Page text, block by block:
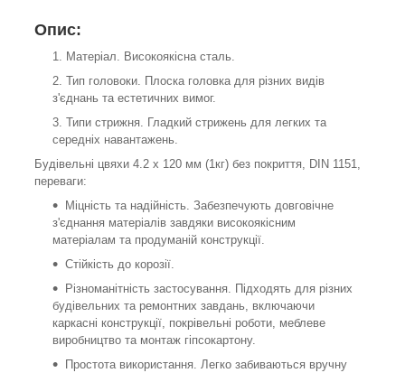
Опис:
Матеріал. Високоякісна сталь.
Тип головоки. Плоска головка для різних видів
з'єднань та естетичних вимог.
Типи стрижня. Гладкий стрижень для легких та
середніх навантажень.
Будівельні цвяхи 4.2 х 120 мм (1кг) без покриття, DIN 1151,
переваги:
Міцність та надійність. Забезпечують довговічне
з'єднання матеріалів завдяки високоякісним
матеріалам та продуманій конструкції.
Стійкість до корозії.
Різноманітність застосування. Підходять для різних
будівельних та ремонтних завдань, включаючи
каркасні конструкції, покрівельні роботи, меблеве
виробництво та монтаж гіпсокартону.
Простота використання. Легко забиваються вручну